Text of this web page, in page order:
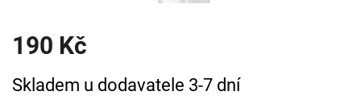
190 Kč
Měrná
cena:
Skladem u dodavatele 3-7 dní